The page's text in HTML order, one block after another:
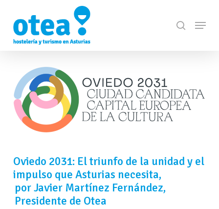
main
search
Menu
Oviedo 2031: El triunfo de la unidad y el
impulso que Asturias necesita,
por Javier Martínez Fernández,
Presidente de Otea
Close